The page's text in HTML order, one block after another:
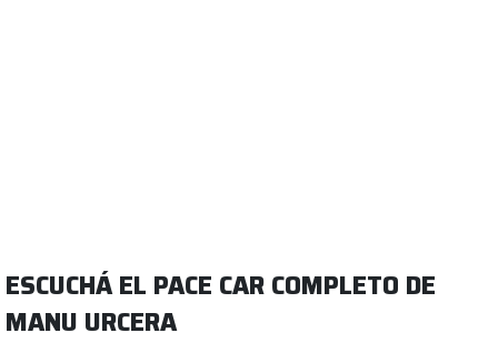
ESCUCHÁ EL PACE CAR COMPLETO DE
MANU URCERA